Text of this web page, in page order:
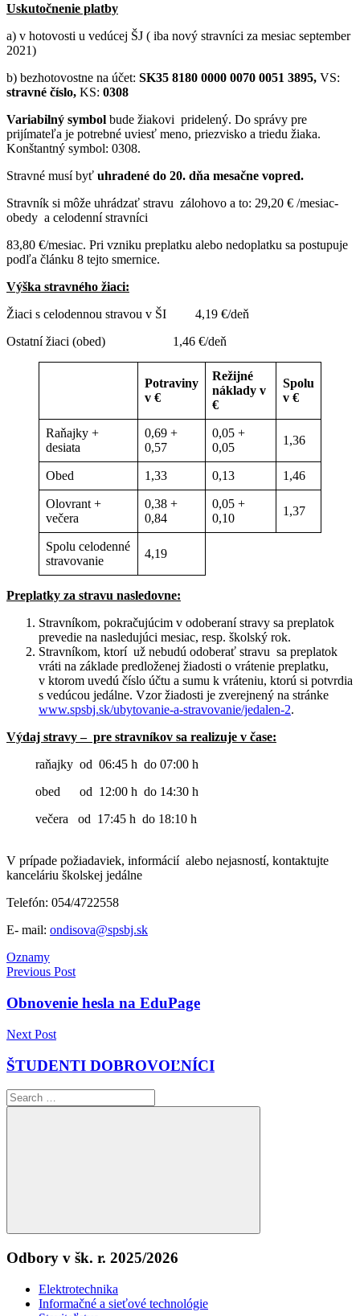
Uskutočnenie platby
a) v hotovosti u vedúcej ŠJ ( iba nový stravníci za mesiac september
2021)
b) bezhotovostne na účet: SK35 8180 0000 0070 0051 3895, VS:
stravné číslo, KS: 0308
Variabilný symbol bude žiakovi pridelený. Do správy pre
prijímateľa je potrebné uviesť meno, priezvisko a triedu žiaka.
Konštantný symbol: 0308.
Stravné musí byť uhradené do 20. dňa mesačne vopred.
Stravník si môže uhrádzať stravu zálohovo a to: 29,20 € /mesiac-
obedy a celodenní stravníci
83,80 €/mesiac. Pri vzniku preplatku alebo nedoplatku sa postupuje
podľa článku 8 tejto smernice.
Výška stravného žiaci:
Žiaci s celodennou stravou v ŠI 4,19 €/deň
Ostatní žiaci (obed) 1,46 €/deň
Potraviny
v €
Režijné
náklady v
€
Spolu
v €
Raňajky +
desiata
0,69 +
0,57
0,05 +
0,05
1,36
Obed 1,33 0,13 1,46
Olovrant +
večera
0,38 +
0,84
0,05 +
0,10
1,37
Spolu celodenné
stravovanie
4,19
Preplatky za stravu nasledovne:
Stravníkom, pokračujúcim v odoberaní stravy sa preplatok
prevedie na nasledujúci mesiac, resp. školský rok.
Stravníkom, ktorí už nebudú odoberať stravu sa preplatok
vráti na základe predloženej žiadosti o vrátenie preplatku,
v ktorom uvedú číslo účtu a sumu k vráteniu, ktorú si potvrdia
s vedúcou jedálne. Vzor žiadosti je zverejnený na stránke
www.spsbj.sk/ubytovanie-a-stravovanie/jedalen-2.
Výdaj stravy – pre stravníkov sa realizuje v čase:
raňajky od 06:45 h do 07:00 h
obed od 12:00 h do 14:30 h
večera od 17:45 h do 18:10 h
V prípade požiadaviek, informácií alebo nejasností, kontaktujte
kanceláriu školskej jedálne
Telefón: 054/4722558
E- mail: ondisova@spsbj.sk
Oznamy
Navigácia
v
Previous Post
Obnovenie hesla na EduPage
Next Post
ŠTUDENTI DOBROVOĽNÍCI
Search
for:
Search
Odbory v šk. r. 2025/2026
Elektrotechnika
Informačné a sieťové technológie